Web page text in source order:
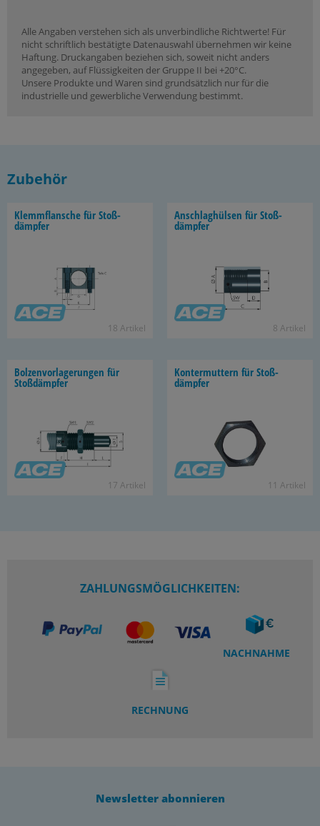
Alle Angaben verstehen sich als unverbindliche Richtwerte! Für
nicht schriftlich bestätigte Datenauswahl übernehmen wir keine
Haftung. Druckangaben beziehen sich, soweit nicht anders
angegeben, auf Flüssigkeiten der Gruppe II bei +20°C.
Unsere Produkte und Waren sind grundsätzlich nur für die
industrielle und gewerbliche Verwendung bestimmt.
Zubehör
Klemm­flan­sche für Stoß­
dämp­fer
18 Ar­ti­kel
An­schlag­hül­sen für Stoß­
dämp­fer
8 Ar­ti­kel
Bol­zen­vor­la­ge­run­gen für
Stoß­dämp­fer
17 Ar­ti­kel
Kon­ter­mut­tern für Stoß­
dämp­fer
11 Ar­ti­kel
ZAHLUNGSMÖGLICHKEITEN:
NACHNAHME
RECHNUNG
Newsletter abonnieren